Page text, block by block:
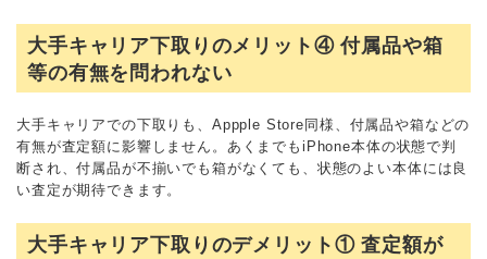
大手キャリア下取りのメリット④ 付属品や箱
等の有無を問われない
大手キャリアでの下取りも、Appple Store同様、付属品や箱などの
有無が査定額に影響しません。あくまでもiPhone本体の状態で判
断され、付属品が不揃いでも箱がなくても、状態のよい本体には良
い査定が期待できます。
大手キャリア下取りのデメリット① 査定額が